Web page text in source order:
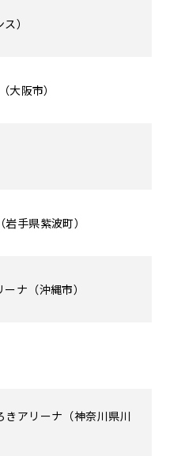
）
大阪市）
手県紫波町）
ナ（沖縄市）
きアリーナ（神奈川県川